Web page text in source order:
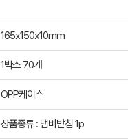
165x150x10mm
1박스 70개
OPP케이스
상품종류 : 냄비받침 1p